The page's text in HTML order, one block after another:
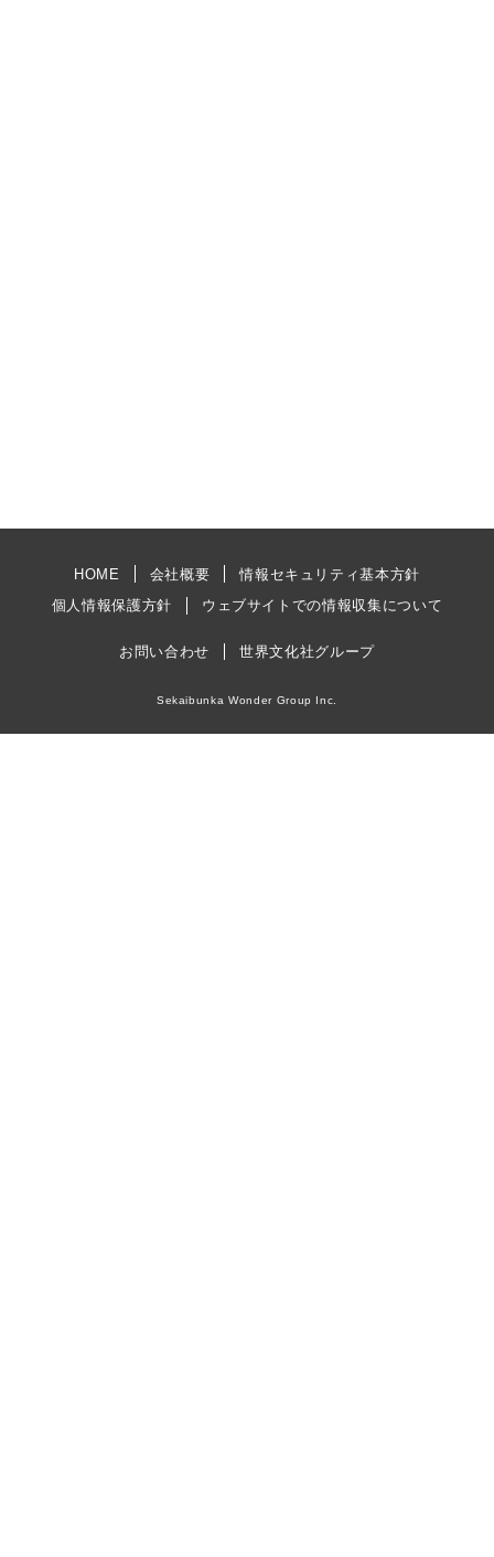
HOME 会社概要
情報セキュリティ基本方針
個人情報保護方針
ウェブサイトでの情報収集について
お問い合わせ 世界文化社グループ
Sekaibunka Wonder Group Inc.